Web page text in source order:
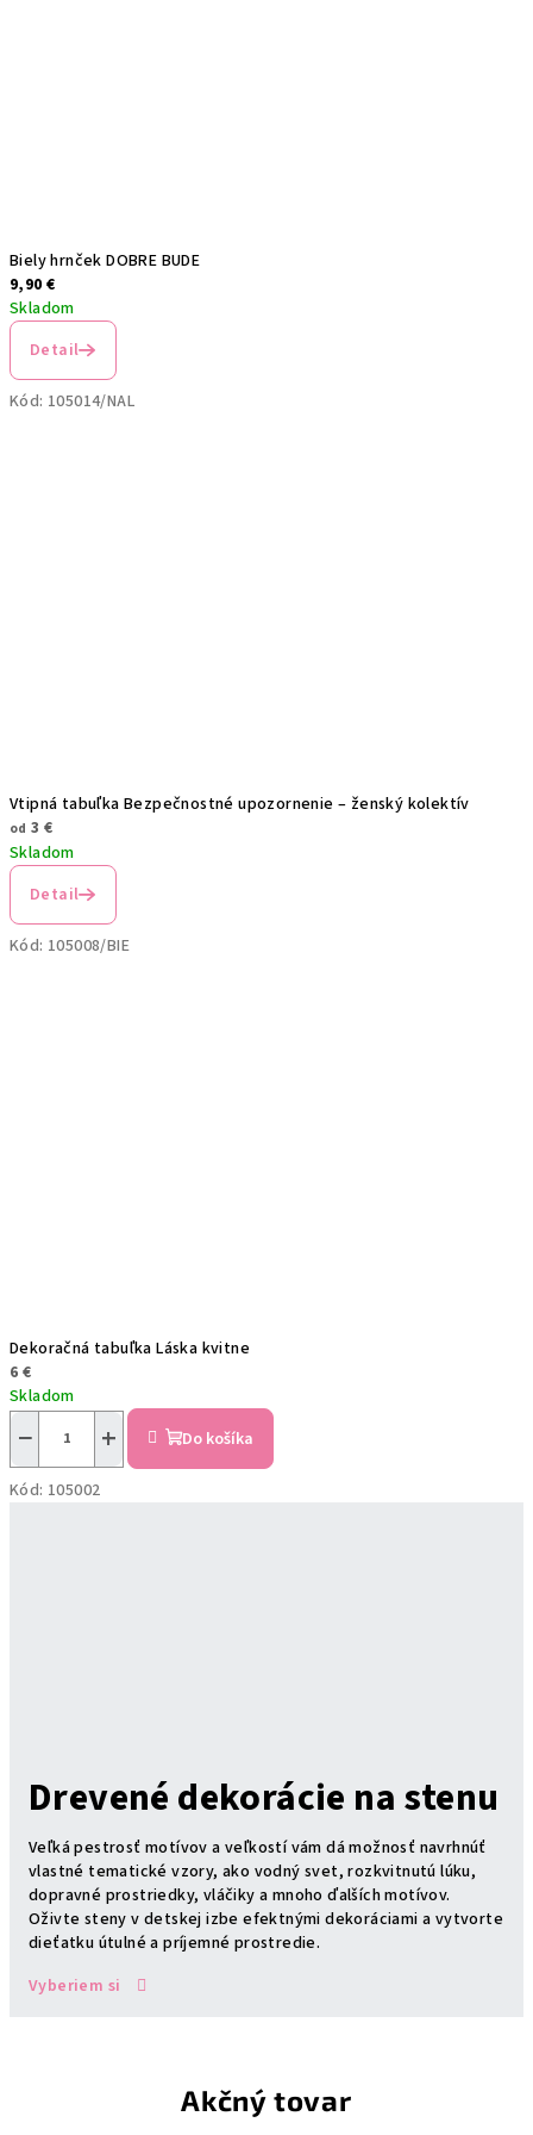
Biely hrnček DOBRE BUDE
9,90 €
Skladom
Detail
Kód: 105014/NAL
Vtipná tabuľka Bezpečnostné upozornenie – ženský kolektív
od 3 €
Skladom
Detail
Kód: 105008/BIE
Dekoračná tabuľka Láska kvitne
6 €
Skladom
+
− Do košíka
Kód: 105002
Drevené dekorácie na stenu
Veľká pestrosť motívov a veľkostí vám dá možnosť navrhnúť
vlastné tematické vzory, ako vodný svet, rozkvitnutú lúku,
dopravné prostriedky, vláčiky a mnoho ďalších motívov.
Oživte steny v detskej izbe efektnými dekoráciami a vytvorte
dieťatku útulné a príjemné prostredie.
Vyberiem si
Akčný tovar